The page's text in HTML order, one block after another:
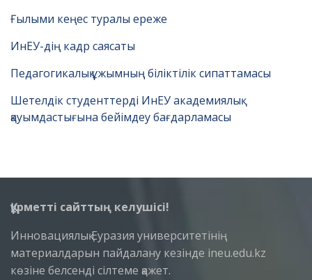
Ғылыми кеңес туралы ереже
ИнЕУ-дің кадр саясаты
Педагогикалық ұжымның біліктілік сипаттамасы
Шетелдік студенттерді ИнЕУ академиялық
қауымдастығына бейімдеу бағдарламасы
Құрметті сайттың келушісі!
Инновациялық Еуразия университетінің
материалдарын пайдалану кезінде ineu.edu.kz
көзіне белсенді сілтеме қажет.